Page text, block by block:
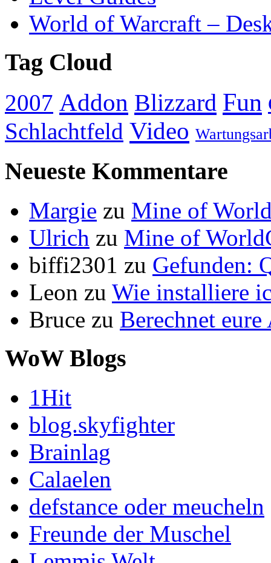
World of Warcraft –
Tag Cloud
2007 Addon Blizzard Fun
Schlachtfeld Video
Neueste Kommentare
Margie zu Mine of
Ulrich zu Mine of
biffi2301 zu Gefunden:
Leon zu Wie installiere
Bruce zu Berechnet
WoW Blogs
1Hit
blog.skyfighter
Brainlag
Calaelen
defstance oder meucheln
Freunde der Muschel